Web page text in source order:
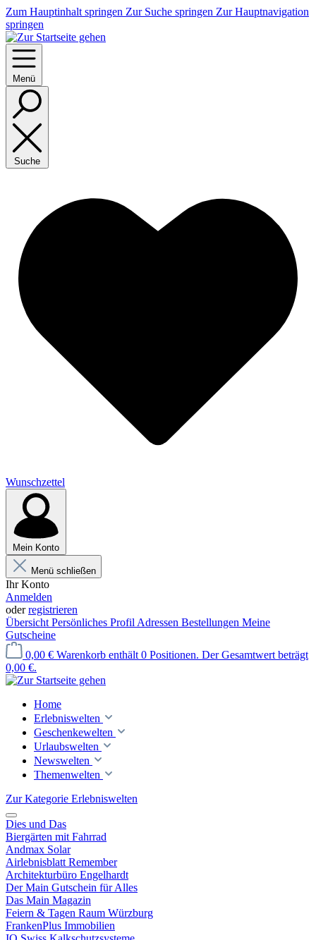
Zum Hauptinhalt springen Zur Suche springen Zur Hauptnavigation
springen
Menü
Suche
Wunschzettel
Mein Konto
Menü schließen
Ihr Konto
Anmelden
oderregistrieren
Übersicht Persönliches Profil Adressen Bestellungen Meine
Gutscheine
0,00 € Warenkorb enthält 0 Positionen. Der Gesamtwert beträgt
0,00 €.
Home
Erlebniswelten
Geschenkewelten
Urlaubswelten
Newswelten
Themenwelten
Zur Kategorie Erlebniswelten
Dies und Das
Biergärten mit Fahrrad
Andmax Solar
Airlebnisblatt Remember
Architekturbüro Engelhardt
Der Main Gutschein für Alles
Das Main Magazin
Feiern & Tagen Raum Würzburg
FrankenPlus Immobilien